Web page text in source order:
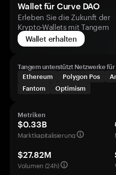
Wallet für Curve DAO
Erleben Sie die Zukunft der
Krypto-Wallets mit Tangem
Wallet erhalten
Tangem unterstützt Netzwerke für
Ethereum
Polygon Pos
Fantom
Optimism
Metriken
$0.33B
Marktkapitalisierung
$27.82M
Volumen (24h)